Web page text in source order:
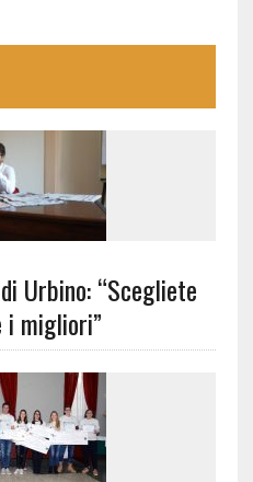
Urbino: “Scegliete
i migliori”